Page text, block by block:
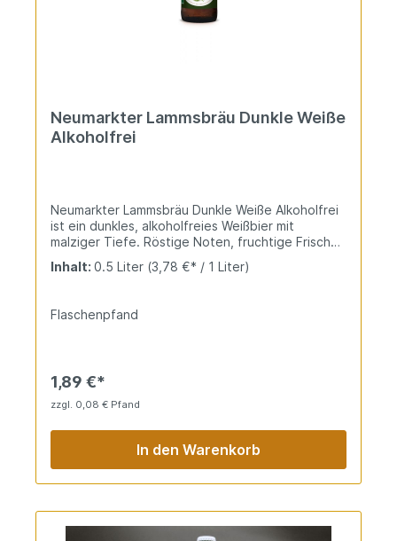
Neumarkter Lammsbräu Dunkle Weiße
Alkoholfrei
Neumarkter Lammsbräu Dunkle Weiße Alkoholfrei
ist ein dunkles, alkoholfreies Weißbier mit
malziger Tiefe. Röstige Noten, fruchtige Frische
alkoholfreie Dunkle für intensive Aromen.
Inhalt: 0.5 Liter (3,78 €* / 1 Liter)
Flaschenpfand
1,89 €*
zzgl. 0,08 € Pfand
In den Warenkorb